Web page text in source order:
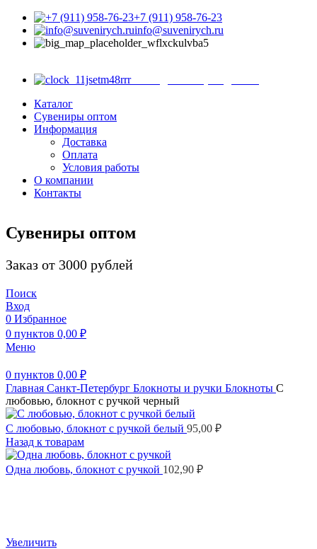
+7 (911) 958-76-23
info@suvenirych.ru
с 9.00 до 18.00 (ежедневно)
Каталог
Сувениры оптом
Информация
Доставка
Оплата
Условия работы
О компании
Контакты
Сувениры оптом
Заказ от 3000 рублей
Поиск
Вход
0 Избранное
0 пунктов 0,00 ₽
Меню
0 пунктов 0,00 ₽
Главная Санкт-Петербург Блокноты и ручки Блокноты С
любовью, блокнот с ручкой черный
С любовью, блокнот с ручкой белый 95,00 ₽
Назад к товарам
Одна любовь, блокнот с ручкой 102,90 ₽
Увеличить